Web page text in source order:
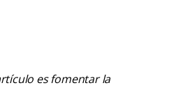
es fomentar la